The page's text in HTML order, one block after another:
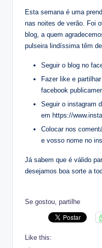
Esta semana é uma
nas noites de verão. Foi
blog, a quem
pulseira lindíssima têm
Seguir o blog no
Fazer like e
facebook
Seguir o instagram
em https://
Colocar nos
e vosso nome no
Já sabem que é válido
desejamos boa sorte a
Se gostou, partilhe
Like this: